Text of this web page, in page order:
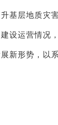
基层地质灾
设运营情况
新形势，以